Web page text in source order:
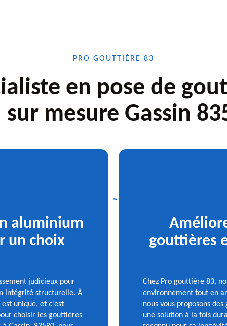
PRO GOUTTIÈRE 83
en pose de
sur mesure Gassin
aluminium
un choix
judicieux pour
intégrité structurelle. À
est unique, et c'est
choisir les gouttières
gouttières
Chez Pro gouttière 83,
environnement tout en
nous vous proposons
une solution à la fois